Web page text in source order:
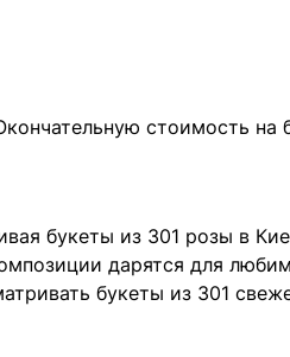
стоимость
букеты из 301 розы в
дарятся для
букеты из 301